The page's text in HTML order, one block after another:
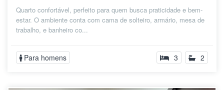
Quarto confortável, perfeito para quem busca praticidade e bem-
estar. O ambiente conta com cama de solteiro, armário, mesa de
trabalho, e banheiro co...
Para homens 3 2